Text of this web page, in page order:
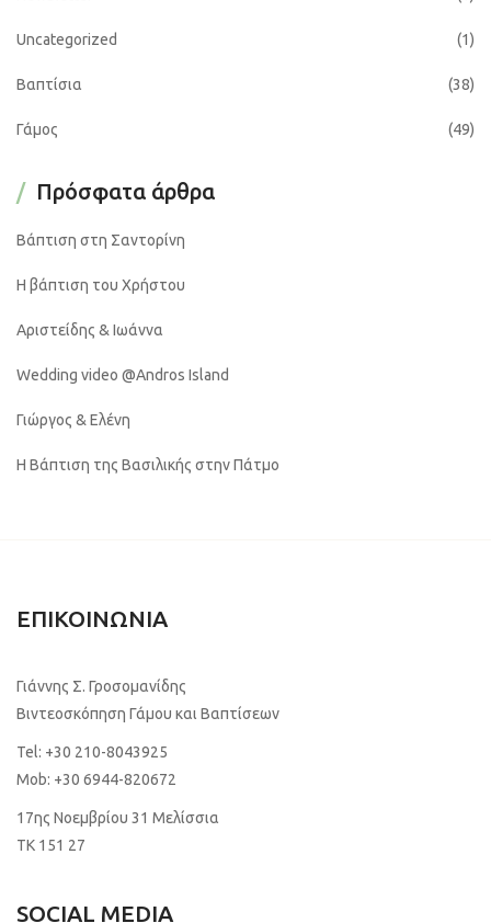
Uncategorized (1)
Βαπτίσια (38)
Γάμος (49)
Πρόσφατα άρθρα
Βάπτιση στη Σαντορίνη
Η βάπτιση του Χρήστου
Αριστείδης & Ιωάννα
Wedding video @Andros Island
Γιώργος & Ελένη
Η Βάπτιση της Βασιλικής στην Πάτμο
ΕΠΙΚΟΙΝΩΝΙΑ
Γιάννης Σ. Γροσομανίδης
Βιντεοσκόπηση Γάμου και Βαπτίσεων
Tel: +30 210-8043925
Mob: +30 6944-820672
17ης Νοεμβρίου 31 Μελίσσια
TK 151 27
SOCIAL MEDIA